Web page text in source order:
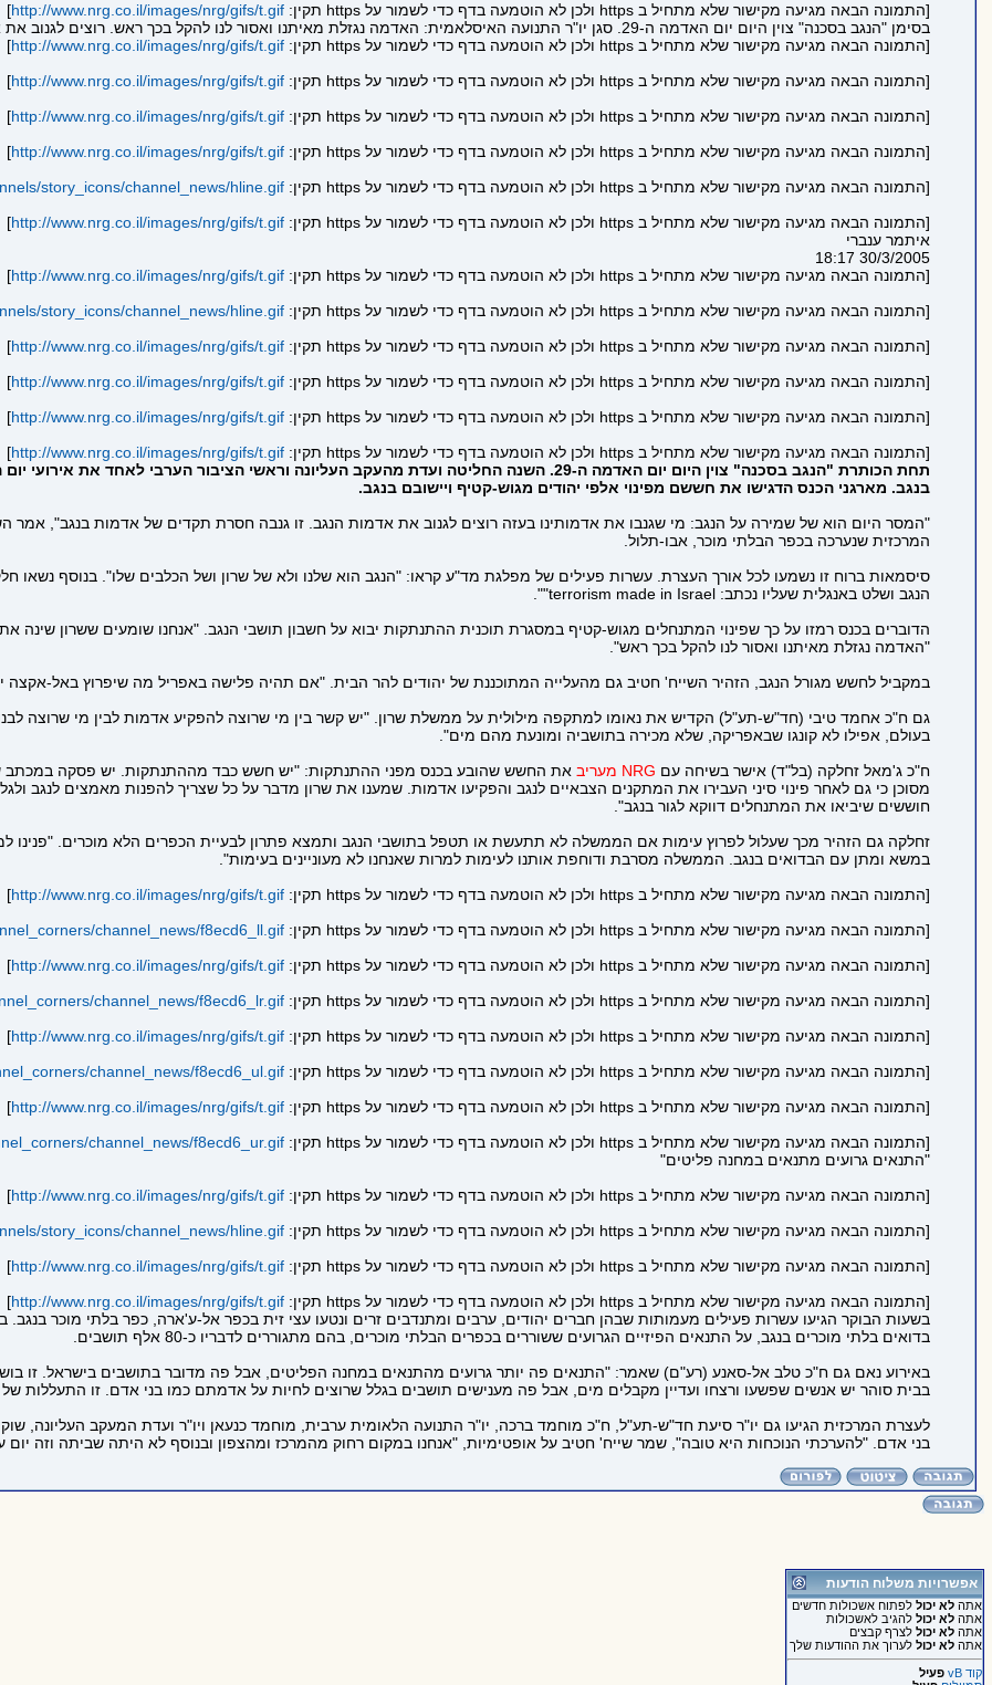
[התמונה הבאה מגיעה מקישור שלא מתחיל ב https ולכן לא הוטמעה בדף כדי לשמור על https תקין:
http://www.nrg.co.il/images/nrg/gifs/t.gif
]
בסימן "הנגב בסכנה" צוין היום יום האדמה ה-29. סגן יו"ר התנועה האיסלאמית: האדמה נגזלת מאיתנו ואסור לנו להקל בכך ראש. רוצים לגנוב את אדמותינו
[התמונה הבאה מגיעה מקישור שלא מתחיל ב https ולכן לא הוטמעה בדף כדי לשמור על https תקין:
http://www.nrg.co.il/images/nrg/gifs/t.gif
]
[התמונה הבאה מגיעה מקישור שלא מתחיל ב https ולכן לא הוטמעה בדף כדי לשמור על https תקין:
http://www.nrg.co.il/images/nrg/gifs/t.gif
]
[התמונה הבאה מגיעה מקישור שלא מתחיל ב https ולכן לא הוטמעה בדף כדי לשמור על https תקין:
http://www.nrg.co.il/images/nrg/gifs/t.gif
]
[התמונה הבאה מגיעה מקישור שלא מתחיל ב https ולכן לא הוטמעה בדף כדי לשמור על https תקין:
http://www.nrg.co.il/images/nrg/gifs/t.gif
]
[התמונה הבאה מגיעה מקישור שלא מתחיל ב https ולכן לא הוטמעה בדף כדי לשמור על https תקין:
story_icons/channel_news/hline.gif
[התמונה הבאה מגיעה מקישור שלא מתחיל ב https ולכן לא הוטמעה בדף כדי לשמור על https תקין:
http://www.nrg.co.il/images/nrg/gifs/t.gif
]
איתמר ענברי
30/3/2005 18:17
[התמונה הבאה מגיעה מקישור שלא מתחיל ב https ולכן לא הוטמעה בדף כדי לשמור על https תקין:
http://www.nrg.co.il/images/nrg/gifs/t.gif
]
[התמונה הבאה מגיעה מקישור שלא מתחיל ב https ולכן לא הוטמעה בדף כדי לשמור על https תקין:
story_icons/channel_news/hline.gif
[התמונה הבאה מגיעה מקישור שלא מתחיל ב https ולכן לא הוטמעה בדף כדי לשמור על https תקין:
http://www.nrg.co.il/images/nrg/gifs/t.gif
]
[התמונה הבאה מגיעה מקישור שלא מתחיל ב https ולכן לא הוטמעה בדף כדי לשמור על https תקין:
http://www.nrg.co.il/images/nrg/gifs/t.gif
]
[התמונה הבאה מגיעה מקישור שלא מתחיל ב https ולכן לא הוטמעה בדף כדי לשמור על https תקין:
http://www.nrg.co.il/images/nrg/gifs/t.gif
]
[התמונה הבאה מגיעה מקישור שלא מתחיל ב https ולכן לא הוטמעה בדף כדי לשמור על https תקין:
http://www.nrg.co.il/images/nrg/gifs/t.gif
]
תחת הכותרת "הנגב בסכנה" צוין היום יום האדמה ה-29. השנה החליטה ועדת מהעקב העליונה וראשי הציבור
בנגב. מארגני הכנס הדגישו את חששם מפינוי אלפי יהודים מגוש-קטיף ויישובם בנגב.
"המסר היום הוא של שמירה על הנגב: מי שגנבו את אדמותינו בעזה רוצים לגנוב את אדמות הנגב. זו גנבה חסרת תקדים של אדמות בנגב", אמר
המרכזית שנערכה בכפר הבלתי מוכר, אבו-תלול.
סיסמאות ברוח זו נשמעו לכל אורך העצרת. עשרות פעילים של מפלגת מד"ע קראו: "הנגב הוא שלנו ולא של שרון ושל הכלבים שלו". בנוסף
הנגב ושלט באנגלית שעליו נכתב: terrorism made in Israel"".
הדוברים בכנס רמזו על כך שפינוי המתנחלים מגוש-קטיף במסגרת תוכנית ההתנתקות יבוא על חשבון תושבי הנגב. "אנחנו שומעים ששרון שינה
"האדמה נגזלת מאיתנו ואסור לנו להקל בכך ראש".
במקביל לחשש מגורל הנגב, הזהיר השייח' חטיב גם מהעלייה המתוכננת של יהודים להר הבית. "אם תהיה פלישה באפריל מה שיפרוץ באל-אקצה יהיה 7 דרגות בסולם
גם ח"כ אחמד טיבי (חד"ש-תע"ל) הקדיש את נאומו למתקפה מילולית על ממשלת שרון. "יש קשר בין מי שרוצה להפקיע אדמות לבין מי שרוצה
בעולם, אפילו לא קונגו שבאפריקה, שלא מכירה בתושביה ומונעת מהם מים".
ח"כ ג'מאל זחלקה (בל"ד) אישר בשיחה עם NRG מעריב
את החשש שהובע בכנס מפני ההתנתקות: "יש חשש כבד מההתנתקות. יש פסקה במכתב
מסוכן כי גם לאחר פינוי סיני העבירו את המתקנים הצבאיים לנגב והפקיעו אדמות. שמענו את שרון מדבר על כל שצריך להפנות מאמצים לנגב ולגליל.
חוששים שיביאו את המתנחלים דווקא לגור בנגב".
זחלקה גם הזהיר מכך שעלול לפרוץ עימות אם הממשלה לא תתעשת או תטפל בתושבי הנגב ותמצא פתרון לבעיית הכפרים הלא מוכרים. "פנינו
במשא ומתן עם הבדואים בנגב. הממשלה מסרבת ודוחפת אותנו לעימות למרות שאנחנו לא מעוניינים בעימות".
[התמונה הבאה מגיעה מקישור שלא מתחיל ב https ולכן לא הוטמעה בדף כדי לשמור על https תקין:
http://www.nrg.co.il/images/nrg/gifs/t.gif
]
[התמונה הבאה מגיעה מקישור שלא מתחיל ב https ולכן לא הוטמעה בדף כדי לשמור על https תקין:
channel_news/f8ecd6_ll.gif
[התמונה הבאה מגיעה מקישור שלא מתחיל ב https ולכן לא הוטמעה בדף כדי לשמור על https תקין:
http://www.nrg.co.il/images/nrg/gifs/t.gif
]
[התמונה הבאה מגיעה מקישור שלא מתחיל ב https ולכן לא הוטמעה בדף כדי לשמור על https תקין:
channel_news/f8ecd6_lr.gif
[התמונה הבאה מגיעה מקישור שלא מתחיל ב https ולכן לא הוטמעה בדף כדי לשמור על https תקין:
http://www.nrg.co.il/images/nrg/gifs/t.gif
]
[התמונה הבאה מגיעה מקישור שלא מתחיל ב https ולכן לא הוטמעה בדף כדי לשמור על https תקין:
channel_news/f8ecd6_ul.gif
[התמונה הבאה מגיעה מקישור שלא מתחיל ב https ולכן לא הוטמעה בדף כדי לשמור על https תקין:
http://www.nrg.co.il/images/nrg/gifs/t.gif
]
[התמונה הבאה מגיעה מקישור שלא מתחיל ב https ולכן לא הוטמעה בדף כדי לשמור על https תקין:
channel_news/f8ecd6_ur.gif
"התנאים גרועים מתנאים במחנה פליטים"
[התמונה הבאה מגיעה מקישור שלא מתחיל ב https ולכן לא הוטמעה בדף כדי לשמור על https תקין:
http://www.nrg.co.il/images/nrg/gifs/t.gif
]
[התמונה הבאה מגיעה מקישור שלא מתחיל ב https ולכן לא הוטמעה בדף כדי לשמור על https תקין:
story_icons/channel_news/hline.gif
[התמונה הבאה מגיעה מקישור שלא מתחיל ב https ולכן לא הוטמעה בדף כדי לשמור על https תקין:
http://www.nrg.co.il/images/nrg/gifs/t.gif
]
[התמונה הבאה מגיעה מקישור שלא מתחיל ב https ולכן לא הוטמעה בדף כדי לשמור על https תקין:
http://www.nrg.co.il/images/nrg/gifs/t.gif
]
בשעות הבוקר הגיעו עשרות פעילים מעמותות שבהן חברים יהודים, ערבים ומתנדבים זרים ונטעו עצי זית בכפר אל-ע'ארה, כפר בלתי מוכר בנגב.
בדואים בלתי מוכרים בנגב, על התנאים הפיזיים הגרועים ששוררים בכפרים הבלתי מוכרים, בהם מתגוררים לדבריו כ-80 אלף תושבים.
בבית סוהר יש אנשים שפשעו ורצחו ועדיין מקבלים מים, אבל פה מענישים תושבים בגלל שרוצים לחיות על אדמתם כמו בני אדם. זו התעללות של
לעצרת המרכזית הגיעו גם יו"ר סיעת חד"ש-תע"ל, ח"כ מוחמד ברכה, יו"ר התנועה הלאומית ערבית, מוחמד כנעאן ויו"ר ועדת המעקב העליונה,
בני אדם. "להערכתי הנוכחות היא טובה", שמר שייח' חטיב על אופטימיות, "אנחנו במקום רחוק מהמרכז ומהצפון ובנוסף לא היתה שביתה וזה יום
אפשרויות משלוח הודעות
אתה לא יכוללפתוח אשכולות חדשים
אתה לא יכוללהגיב לאשכולות
אתה לא יכוללצרף קבצים
אתה לא יכוללערוך את ההודעות שלך
קוד vB
פעיל